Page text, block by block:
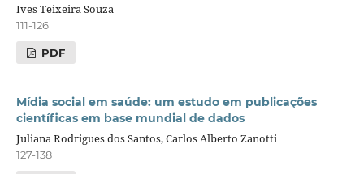
Ives Teixeira Souza
111-126
PDF
Mídia social em saúde: um estudo em publicações
científicas em base mundial de dados
Juliana Rodrigues dos Santos, Carlos Alberto Zanotti
127-138